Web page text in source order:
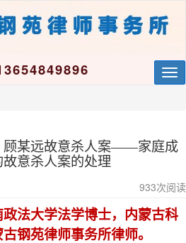
顾某远故意杀人案——家庭成
意杀人案的处理
933次阅读
政法大学法学博士，内蒙古科
钢苑律师事务所律师。